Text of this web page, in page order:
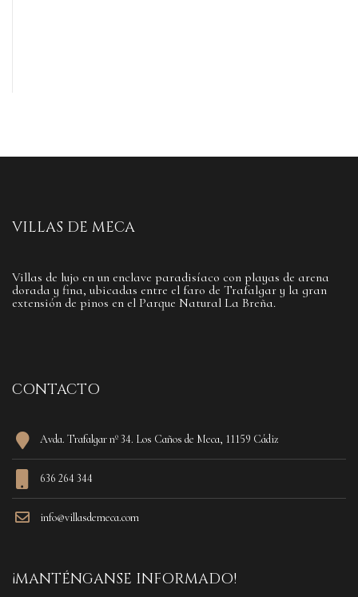
VILLAS DE MECA
Villas de lujo en un enclave paradisíaco con playas de arena
dorada y fina, ubicadas entre el faro de Trafalgar y la gran
extensión de pinos en el Parque Natural La Breña.
CONTACTO
Avda. Trafalgar nº 34. Los Caños de Meca, 11159 Cádiz
636 264 344
info@villasdemeca.com
¡MANTÉNGANSE INFORMADO!